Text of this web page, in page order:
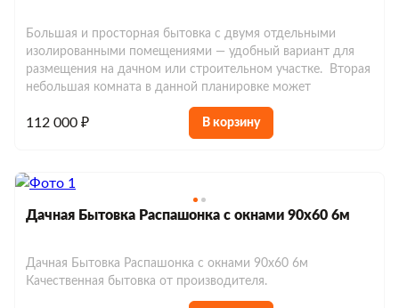
Большая и просторная бытовка с двумя отдельными
изолированными помещениями — удобный вариант для
размещения на дачном или строительном участке. Вторая
небольшая комната в данной планировке может
112 000 ₽ В корзину
Дачная Бытовка Распашонка с окнами 90х60 6м
Дачная Бытовка Распашонка с окнами 90х60 6м
Качественная бытовка от производителя.